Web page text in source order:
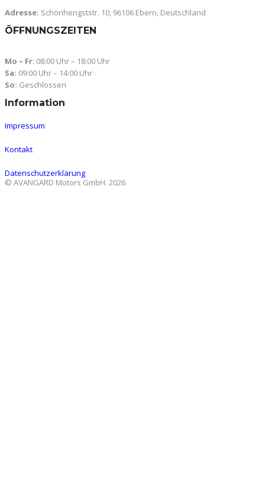
Adresse: Schönhengststr. 10, 96106 Ebern, Deutschland
ÖFFNUNGSZEITEN
Mo – Fr: 08:00 Uhr – 18:00 Uhr
Sa: 09:00 Uhr – 14:00 Uhr
So: Geschlossen
Information
Impressum
Kontakt
Datenschutzerklärung
© AVANGARD Motors GmbH. 2026